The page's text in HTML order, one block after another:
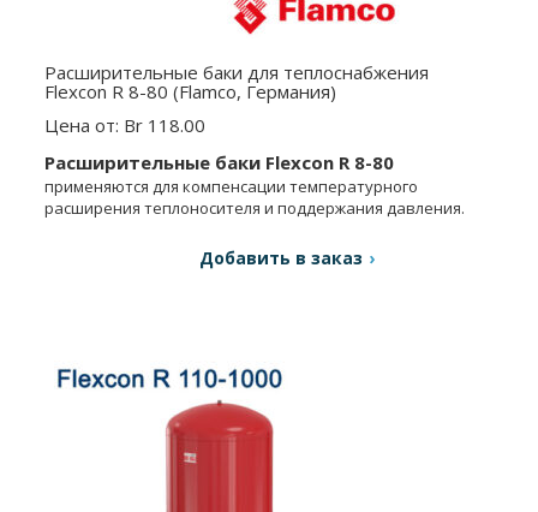
Расширительные баки для теплоснабжения
Flexcon R 8-80 (Flamco, Германия)
Цена от: Br 118.00
Расширительные баки Flexcon R 8-80
применяются для компенсации температурного
расширения теплоносителя и поддержания давления.
Добавить в заказ